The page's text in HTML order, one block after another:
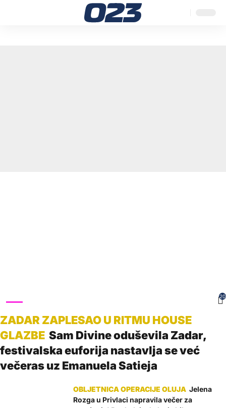
20
Sam Divine oduševila Zadar,
festivalska euforija nastavlja se već
večeras uz Emanuela Satieja
Jelena
Rozga u Privlaci napravila večer za